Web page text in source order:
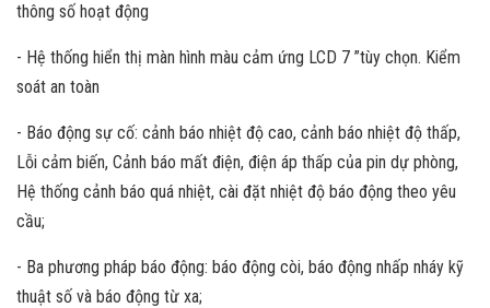
thông số hoạt động
- Hệ thống hiển thị màn hình màu cảm ứng LCD 7 ”tùy chọn. Kiểm
soát an toàn
- Báo động sự cố: cảnh báo nhiệt độ cao, cảnh báo nhiệt độ thấp,
Lỗi cảm biến, Cảnh báo mất điện, điện áp thấp của pin dự phòng,
Hệ thống cảnh báo quá nhiệt, cài đặt nhiệt độ báo động theo yêu
cầu;
- Ba phương pháp báo động: báo động còi, báo động nhấp nháy kỹ
thuật số và báo động từ xa;